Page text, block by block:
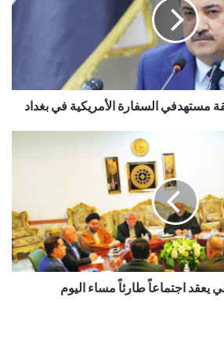
مستهدفي السفارة الأمريكية في بغداد
يعقد اجتماعاً طارئاً مساء اليوم